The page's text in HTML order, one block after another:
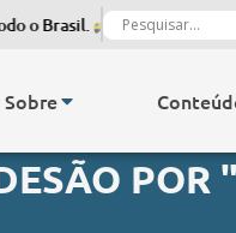
Brasil. Monitor de Sinais
Sobre
POR